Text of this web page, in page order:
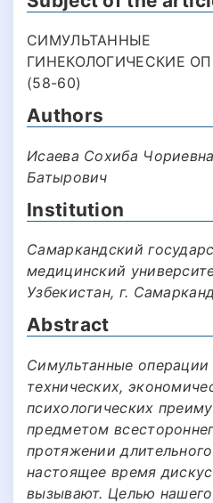
СИМУЛЬТАННЫЕ
ГИНЕКОЛОГИЧЕСКИЕ
(58-60)
Authors
Исаева Сохиба
Батырович
Institution
Самаркандский
медицинский
Узбекистан, г. Самарканд
Abstract
Симультанные операции
технических,
психологических
предметом
протяжении
настоящее время
вызывают. Целью